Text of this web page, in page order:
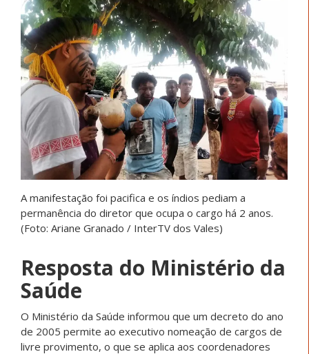
A manifestação foi pacifica e os índios pediam a
permanência do diretor que ocupa o cargo há 2 anos.
(Foto: Ariane Granado / InterTV dos Vales)
Resposta do Ministério da
Saúde
O Ministério da Saúde informou que um decreto do ano
de 2005 permite ao executivo nomeação de cargos de
livre provimento, o que se aplica aos coordenadores